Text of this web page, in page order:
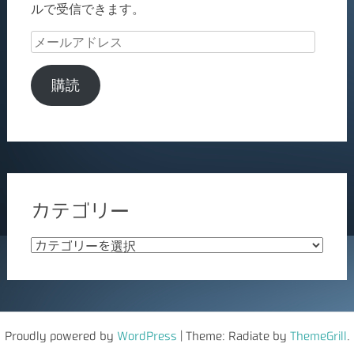
ルで受信できます。
メ
ル
ア
購読
カテゴリー
カ
ゴ
Proudly powered by WordPress Theme: Radiate by ThemeGrill